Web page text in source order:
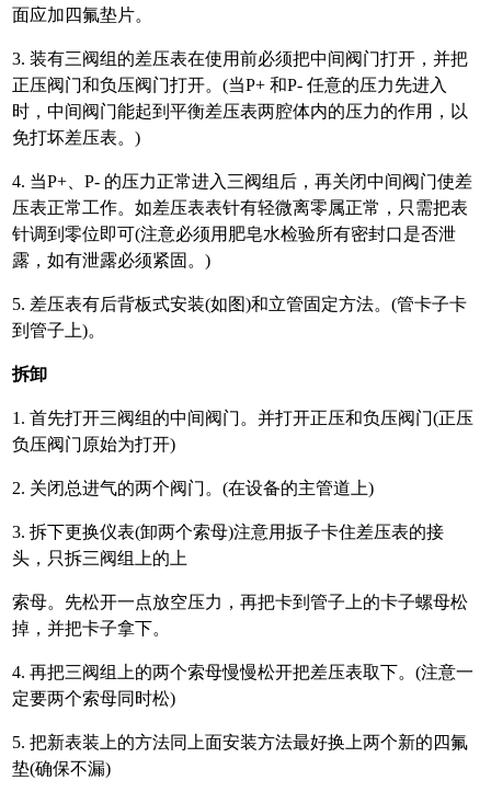
面应加四氟垫片。
3. 装有三阀组的差压表在使用前必须把中间阀门打开，并把
正压阀门和负压阀门打开。(当P+ 和P- 任意的压力先进入
时，中间阀门能起到平衡差压表两腔体内的压力的作用，以
免打坏差压表。)
4. 当P+、P- 的压力正常进入三阀组后，再关闭中间阀门使差
压表正常工作。如差压表表针有轻微离零属正常，只需把表
针调到零位即可(注意必须用肥皂水检验所有密封口是否泄
露，如有泄露必须紧固。)
5. 差压表有后背板式安装(如图)和立管固定方法。(管卡子卡
到管子上)。
拆卸
1. 首先打开三阀组的中间阀门。并打开正压和负压阀门(正压
负压阀门原始为打开)
2. 关闭总进气的两个阀门。(在设备的主管道上)
3. 拆下更换仪表(卸两个索母)注意用扳子卡住差压表的接
头，只拆三阀组上的上
索母。先松开一点放空压力，再把卡到管子上的卡子螺母松
掉，并把卡子拿下。
4. 再把三阀组上的两个索母慢慢松开把差压表取下。(注意一
定要两个索母同时松)
5. 把新表装上的方法同上面安装方法最好换上两个新的四氟
垫(确保不漏)